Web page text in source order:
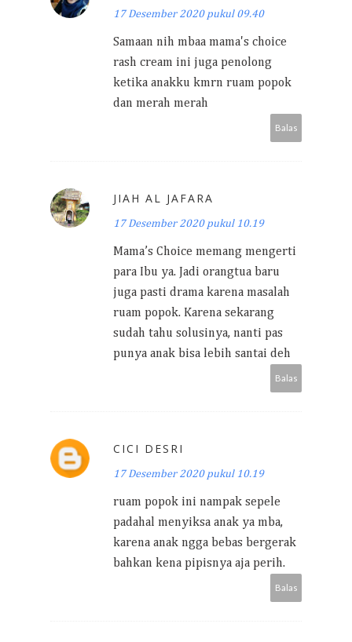
17 Desember 2020 pukul 09.40
Samaan nih mbaa mama's choice
rash cream ini juga penolong
ketika anakku kmrn ruam popok
dan merah merah
Balas
JIAH AL JAFARA
17 Desember 2020 pukul 10.19
Mama’s Choice memang mengerti
para Ibu ya. Jadi orangtua baru
juga pasti drama karena masalah
ruam popok. Karena sekarang
sudah tahu solusinya, nanti pas
punya anak bisa lebih santai deh
Balas
CICI DESRI
17 Desember 2020 pukul 10.19
ruam popok ini nampak sepele
padahal menyiksa anak ya mba,
karena anak ngga bebas bergerak
bahkan kena pipisnya aja perih.
Balas